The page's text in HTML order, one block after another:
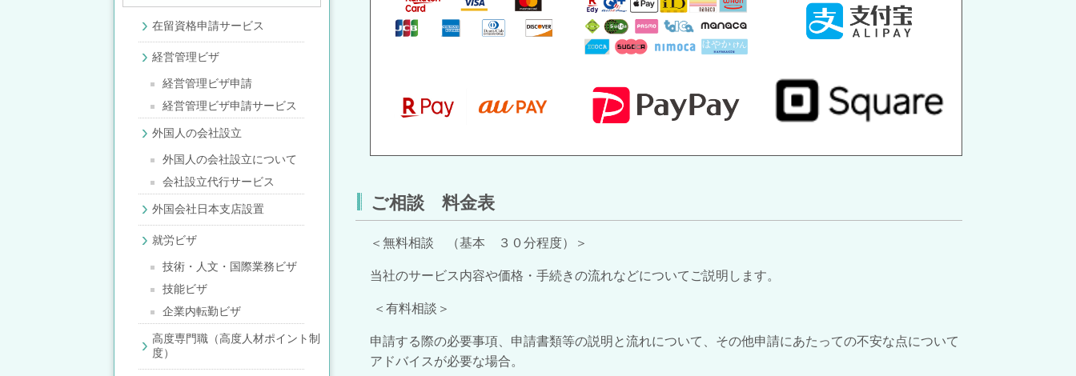
ご相談 料金表
＜無料相談 （基本 ３０分程度）＞
当社のサービス内容や価格・手続きの流れなどについてご説明します。
＜有料相談＞
申請する際の必要事項、申請書類等の説明と流れについて、その他申請にあたっての不安な点について
アドバイスが必要な場合。
在留資格申請サービス
経営管理ビザ
経営管理ビザ申請
経営管理ビザ申請サービス
外国人の会社設立
外国人の会社設立について
会社設立代行サービス
外国会社日本支店設置
就労ビザ
技術・人文・国際業務ビザ
技能ビザ
企業内転勤ビザ
高度専門職（高度人材ポイント制
度）